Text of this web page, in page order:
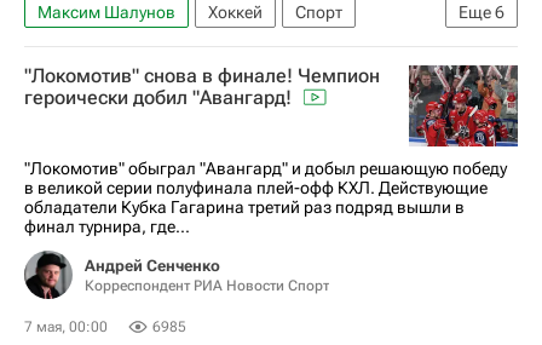
Еще6
Максим Шалунов Хоккей
Спорт
Никита Серебряков
Авангард
Ак Барс
Локомотив (Ярославль)
КХЛ 2025-2026
"Локомотив" снова в финале! Чемпион
героически добил "Авангард!
"Локомотив" обыграл "Авангард" и добыл решающую победу
в великой серии полуфинала плей-офф КХЛ. Действующие
обладатели Кубка Гагарина третий раз подряд вышли в
финал турнира, где...
Андрей Сенченко
Корреспондент РИА Новости Спорт
7 мая, 00:00 6985